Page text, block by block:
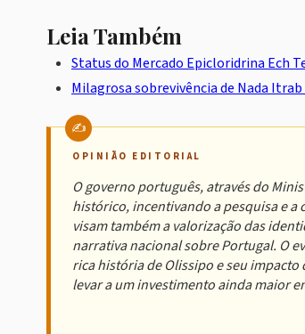
Leia Também
Status do Mercado Epicloridrina Ech
Milagrosa sobrevivência de Nada
OPINIÃO EDITORIAL
O governo português, através do
histórico, incentivando a pesquisa e
visam também a valorização das
narrativa nacional sobre Portugal. O
rica história de Olissipo e seu
levar a um investimento ainda maior